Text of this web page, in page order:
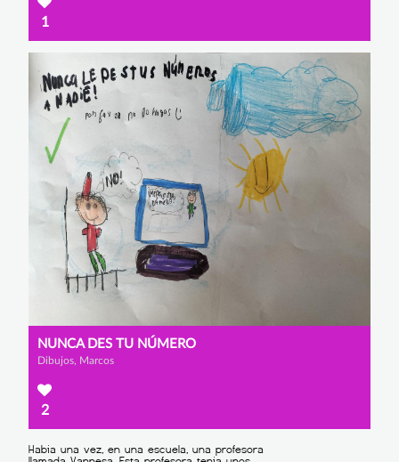
1
NUNCA DES TU NÚMERO
Dibujos, Marcos
2